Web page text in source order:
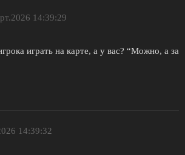
14:39:29
играть на карте, а у вас? “Можно, а за
14:39:32